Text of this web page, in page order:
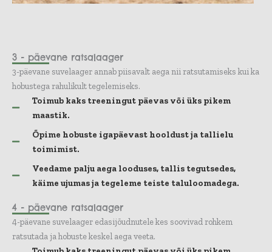
3 - päevane ratsalaager
3-päevane suvelaager annab piisavalt aega nii ratsutamiseks kui ka
hobustega rahulikult tegelemiseks.
Toimub kaks treeningut päevas või üks pikem
maastik.
Õpime hobuste igapäevast hooldust ja tallielu
toimimist.
Veedame palju aega looduses, tallis tegutsedes,
käime ujumas ja tegeleme teiste taluloomadega.
4 - päevane ratsalaager
4-päevane suvelaager edasijõudnutele kes soovivad rohkem
ratsutada ja hobuste keskel aega veeta.